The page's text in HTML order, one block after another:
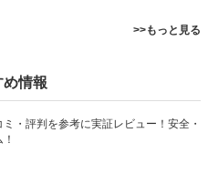
>>もっと見る
め情報
ミ・評判を参考に実証レビュー！安全・